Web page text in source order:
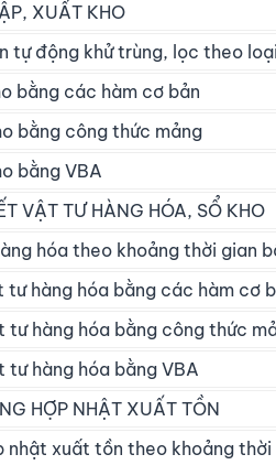
XUẤT KHO
động khử trùng, lọc theo
bằng các hàm cơ bản
bằng công thức mảng
bằng VBA
VẬT TƯ HÀNG HÓA, SỔ KHO
hóa theo khoảng thời gian
hàng hóa bằng các hàm cơ
hàng hóa bằng công thức
hàng hóa bằng VBA
HỢP NHẬT XUẤT TỒN
xuất tồn theo khoảng